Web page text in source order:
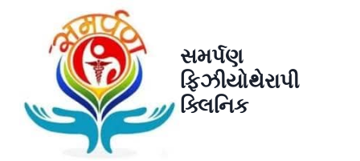
સમર્પણ
ફિઝીયોથેરાપી
ક્લિનિક